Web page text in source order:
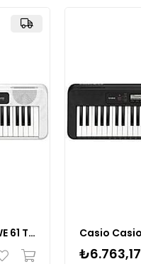
Casio Casiotone CT-S200WE 61 Tuşlu Org (Beyaz)
₺6.763,17